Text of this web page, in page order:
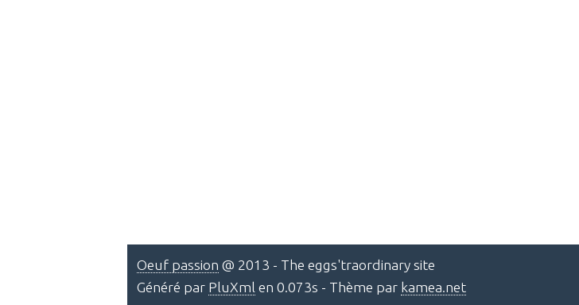
Oeuf passion @ 2013 - The eggs'traordinary site
Généré par PluXml en 0.073s - Thème par kamea.net